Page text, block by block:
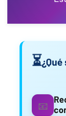
⏳
📧